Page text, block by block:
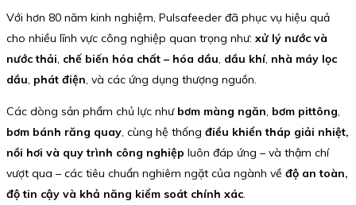
Với hơn 80 năm kinh nghiệm, Pulsafeeder đã phục vụ hiệu quả
cho nhiều lĩnh vực công nghiệp quan trọng như: xử lý nước và
nước thải, chế biến hóa chất – hóa dầu, dầu khí, nhà máy lọc
dầu, phát điện, và các ứng dụng thượng nguồn.
Các dòng sản phẩm chủ lực như bơm màng ngăn, bơm pittông,
bơm bánh răng quay, cùng hệ thống điều khiển tháp giải nhiệt,
nồi hơi và quy trình công nghiệp luôn đáp ứng – và thậm chí
vượt qua – các tiêu chuẩn nghiêm ngặt của ngành về độ an toàn,
độ tin cậy và khả năng kiểm soát chính xác.